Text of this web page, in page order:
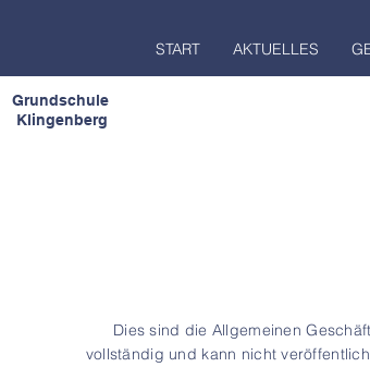
START AKTUELLES
Dies sind die Allgemeinen
vollständig und kann nicht
Grundschule
Klingenberg